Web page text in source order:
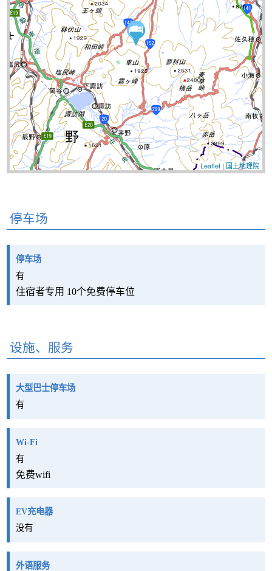
Leaflet|国土地理院
停车场
停车场
有
住宿者专用 10个免费停车位
设施、服务
大型巴士停车场
有
Wi-Fi
有
免费wifi
EV充电器
没有
外语服务